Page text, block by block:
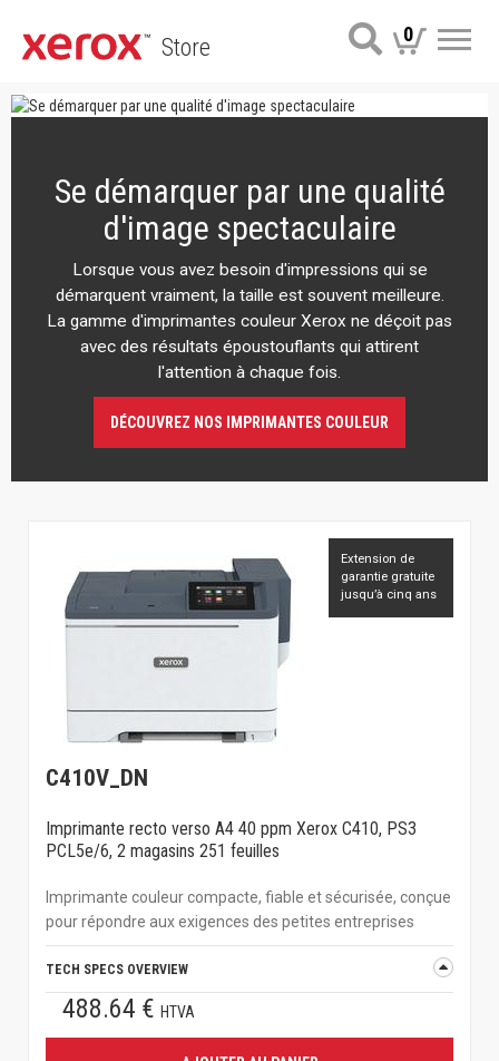
Store 0
Se démarquer par une qualité
d'image spectaculaire
Lorsque vous avez besoin d'impressions qui se
démarquent vraiment, la taille est souvent meilleure.
La gamme d'imprimantes couleur Xerox ne déçoit pas
avec des résultats époustouflants qui attirent
l'attention à chaque fois.
DÉCOUVREZ NOS IMPRIMANTES COULEUR
Extension de
garantie gratuite
jusqu’à cinq ans
C410V_DN
Imprimante recto verso A4 40 ppm Xerox C410, PS3
PCL5e/6, 2 magasins 251 feuilles
Imprimante couleur compacte, fiable et sécurisée, conçue
pour répondre aux exigences des petites entreprises
TECH SPECS OVERVIEW
488.64 € HTVA